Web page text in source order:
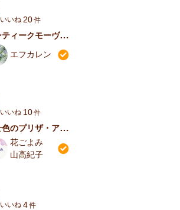
いいね 20
アンティークモーヴのひと束 ～ インテリアブーケ ～
エフカレン
いいね 10
幸せ色のプリザ・アジサイ ディフューザー
花ごよみ
山高紀子
いいね 4